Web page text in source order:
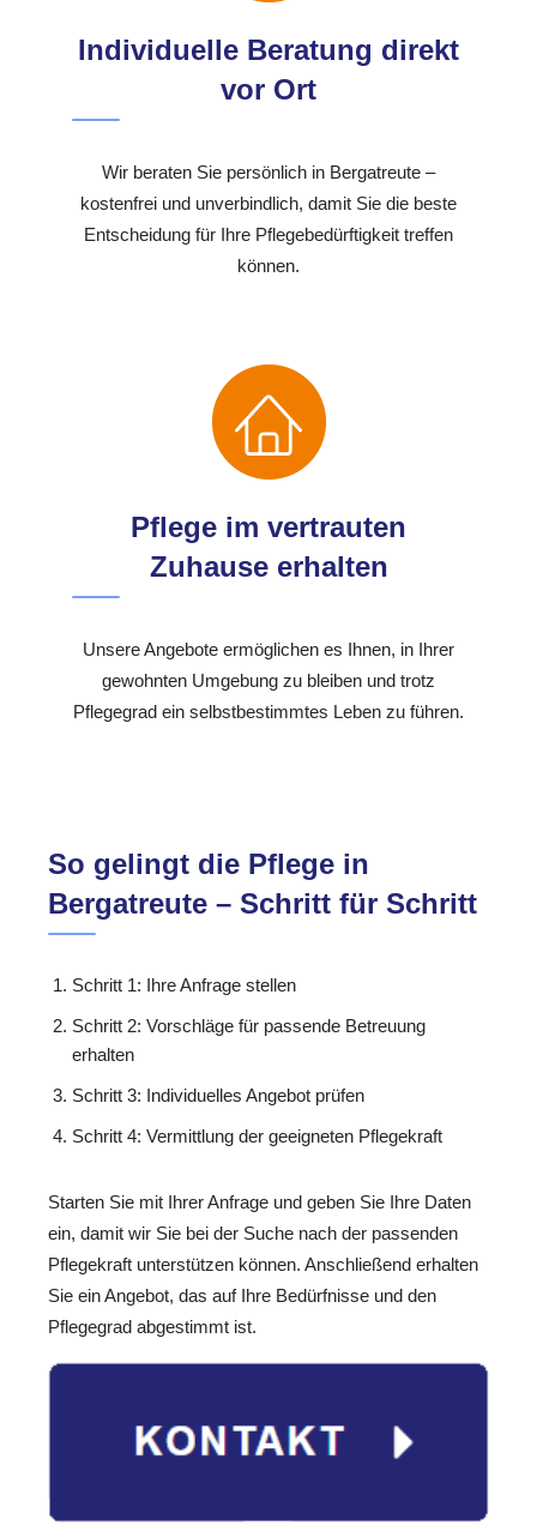
Individuelle Beratung direkt
vor Ort
Wir beraten Sie persönlich in Bergatreute –
kostenfrei und unverbindlich, damit Sie die beste
Entscheidung für Ihre Pflegebedürftigkeit treffen
können.
Pflege im vertrauten
Zuhause erhalten
Unsere Angebote ermöglichen es Ihnen, in Ihrer
gewohnten Umgebung zu bleiben und trotz
Pflegegrad ein selbstbestimmtes Leben zu führen.
So gelingt die Pflege in
Bergatreute – Schritt für Schritt
Schritt 1: Ihre Anfrage stellen
Schritt 2: Vorschläge für passende Betreuung
erhalten
Schritt 3: Individuelles Angebot prüfen
Schritt 4: Vermittlung der geeigneten Pflegekraft
Starten Sie mit Ihrer Anfrage und geben Sie Ihre Daten
ein, damit wir Sie bei der Suche nach der passenden
Pflegekraft unterstützen können. Anschließend erhalten
Sie ein Angebot, das auf Ihre Bedürfnisse und den
Pflegegrad abgestimmt ist.